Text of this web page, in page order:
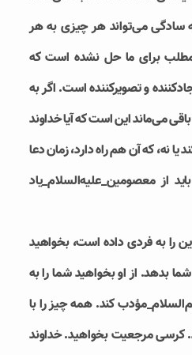
سادگی می‌تواند هر چیزی به هر
برای ما حل نشده است که
و تصویرکننده است. اگر به
می‌ماند این است که آیا خداوند
یا نه، که آن هم راه دارد، زمان دعا
از معصومین_علیه‌السلام_یاد
را به فردی داده است، بخواهید
بدهد. از او بخواهید شما را به
کند. همه چیز را با
کرسی مرجعیت بخواهید. خداوند